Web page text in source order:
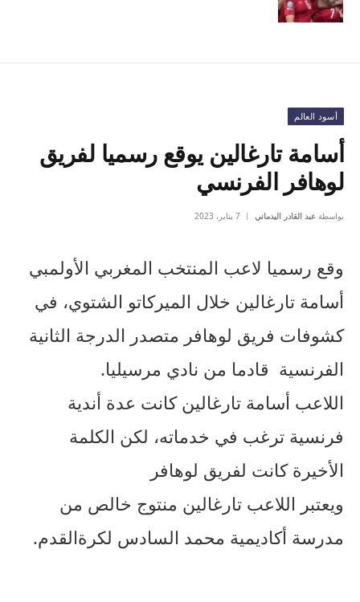
أسود العالم
أسامة تارغالين يوقع رسميا لفريق
لوهافر الفرنسي
بواسطة عبد القادر اليدماني 7 يناير، 2023
وقع رسميا لاعب المنتخب المغربي الأولمبي
أسامة تارغالين خلال الميركاتو الشتوي، في
كشوفات فريق لوهافر متصدر الدرجة الثانية
الفرنسية قادما من نادي مرسيليا.
اللاعب أسامة تارغالين كانت عدة أندية
فرنسية ترغب في خدماته، لكن الكلمة
الأخيرة كانت لفريق لوهافر
ويعتبر اللاعب تارغالين منتوج خالص من
مدرسة أكاديمية محمد السادس لكرةالقدم.